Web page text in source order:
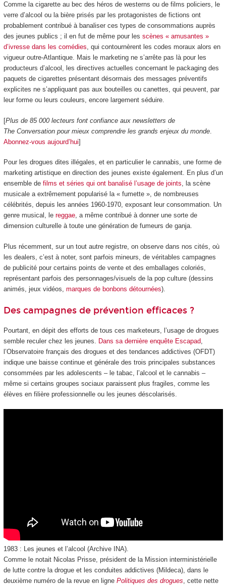
Comme la cigarette au bec des héros de westerns ou de films policiers, le
verre d’alcool ou la bière prisés par les protagonistes de fictions ont
probablement contribué à banaliser ces types de consommations auprès
des jeunes publics ; il en fut de même pour les scènes « amusantes »
d’ivresse dans les comédies, qui contournèrent les codes moraux alors en
vigueur outre-Atlantique. Mais le marketing ne s’arrête pas là pour les
producteurs d’alcool, les directives actuelles concernant le packaging des
paquets de cigarettes présentant désormais des messages préventifs
explicites ne s’appliquant pas aux bouteilles ou canettes, qui peuvent, par
leur forme ou leurs couleurs, encore largement séduire.
[Plus de 85 000 lecteurs font confiance aux newsletters de
The Conversation pour mieux comprendre les grands enjeux du monde.
Abonnez-vous aujourd’hui]
Pour les drogues dites illégales, et en particulier le cannabis, une forme de
marketing artistique en direction des jeunes existe également. En plus d’un
ensemble de films et séries qui ont banalisé l’usage de joints, la scène
musicale a extrêmement popularisé la « fumette », de nombreuses
célébrités, depuis les années 1960-1970, exposant leur consommation. Un
genre musical, le reggae, a même contribué à donner une sorte de
dimension culturelle à toute une génération de fumeurs de ganja.
Plus récemment, sur un tout autre registre, on observe dans nos cités, où
les dealers, c’est à noter, sont parfois mineurs, de véritables campagnes
de publicité pour certains points de vente et des emballages coloriés,
représentant parfois des personnages/visuels de la pop culture (dessins
animés, jeux vidéos, marques de bonbons détournées).
Des campagnes de prévention efficaces ?
Pourtant, en dépit des efforts de tous ces marketeurs, l’usage de drogues
semble reculer chez les jeunes.
Dans sa dernière enquête Escapad
l’Observatoire français des drogues et des tendances addictives (OFDT)
indique une baisse continue et générale des trois principales substances
consommées par les adolescents – le tabac, l’alcool et le cannabis –
même si certains groupes sociaux paraissent plus fragiles, comme les
élèves en filière professionnelle ou les jeunes déscolarisés.
1983 : Les jeunes et l’alcool (Archive INA).
Comme le notait Nicolas Prisse, président de la Mission interministérielle
de lutte contre la drogue et les conduites addictives (Mildeca), dans le
deuxième numéro de la revue en ligne Politiques des drogues, cette nette